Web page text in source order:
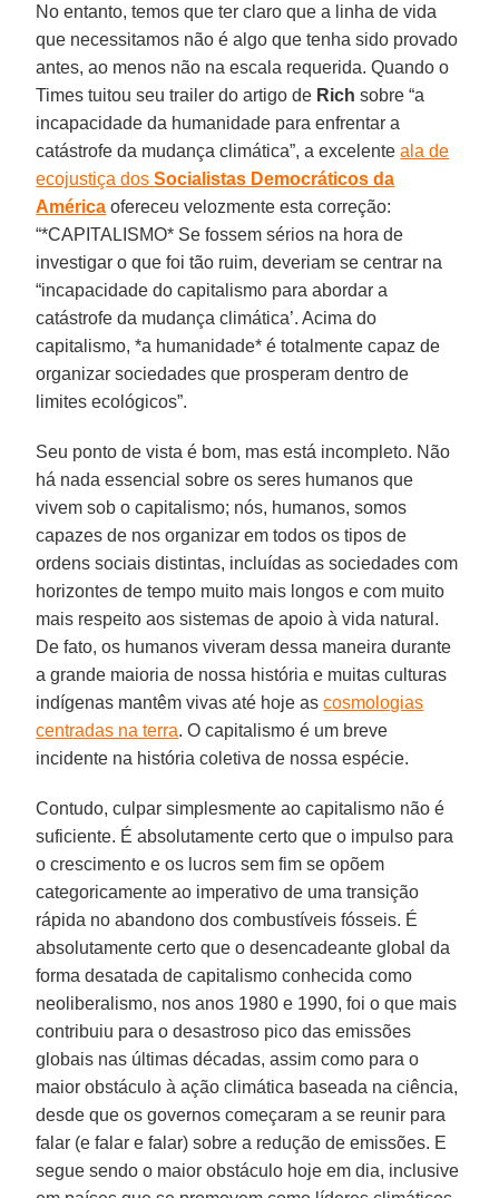
No entanto, temos que ter claro que a linha de vida
que necessitamos não é algo que tenha sido provado
antes, ao menos não na escala requerida. Quando o
Times tuitou seu trailer do artigo de Rich sobre “a
incapacidade da humanidade para enfrentar a
catástrofe da mudança climática”, a excelenteala de
ecojustiça dosSocialistas Democráticos da
América ofereceu velozmente esta correção:
“*CAPITALISMO* Se fossem sérios na hora de
investigar o que foi tão ruim, deveriam se centrar na
“incapacidade do capitalismo para abordar a
catástrofe da mudança climática’. Acima do
capitalismo, *a humanidade* é totalmente capaz de
organizar sociedades que prosperam dentro de
limites ecológicos”.
Seu ponto de vista é bom, mas está incompleto. Não
há nada essencial sobre os seres humanos que
vivem sob o capitalismo; nós, humanos, somos
capazes de nos organizar em todos os tipos de
ordens sociais distintas, incluídas as sociedades com
horizontes de tempo muito mais longos e com muito
mais respeito aos sistemas de apoio à vida natural.
De fato, os humanos viveram dessa maneira durante
a grande maioria de nossa história e muitas culturas
indígenas mantêm vivas até hoje ascosmologias
centradas na terra. O capitalismo é um breve
incidente na história coletiva de nossa espécie.
Contudo, culpar simplesmente ao capitalismo não é
suficiente. É absolutamente certo que o impulso para
o crescimento e os lucros sem fim se opõem
categoricamente ao imperativo de uma transição
rápida no abandono dos combustíveis fósseis. É
absolutamente certo que o desencadeante global da
forma desatada de capitalismo conhecida como
neoliberalismo, nos anos 1980 e 1990, foi o que mais
contribuiu para o desastroso pico das emissões
globais nas últimas décadas, assim como para o
maior obstáculo à ação climática baseada na ciência,
desde que os governos começaram a se reunir para
falar (e falar e falar) sobre a redução de emissões. E
segue sendo o maior obstáculo hoje em dia, inclusive